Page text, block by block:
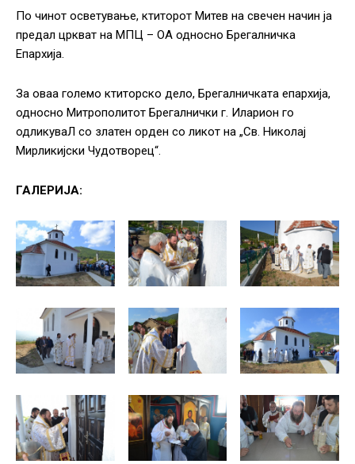
По чинот осветување, ктиторот Митев на свечен начин ја
предал цркват на МПЦ – ОА односно Брегалничка
Епархија.
За оваа големо ктиторско дело, Брегалничката епархија,
односно Митрополитот Брегалнички г. Иларион го
одликуваЛ со златен орден со ликот на „Св. Николај
Мирликијски Чудотворец“.
ГАЛЕРИЈА: